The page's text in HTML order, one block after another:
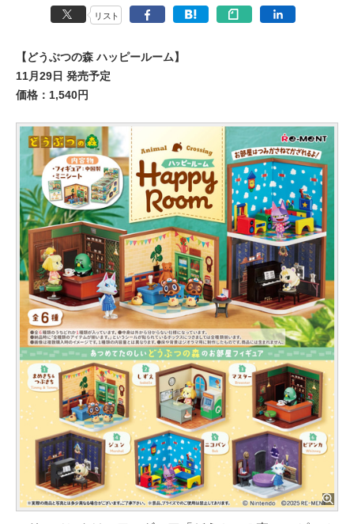
リスト
【どうぶつの森 ハッピールーム】
11月29日 発売予定
価格：1,540円